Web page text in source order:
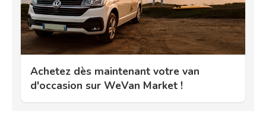
Achetez dès maintenant votre van
d'occasion sur WeVan Market !